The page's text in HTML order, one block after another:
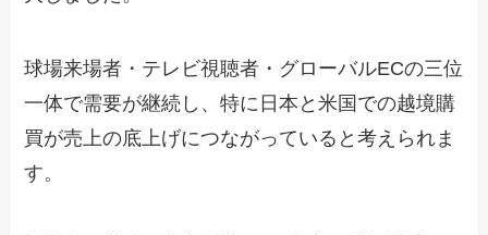
球場来場者・テレビ視聴者・グローバルECの三位
一体で需要が継続し、特に日本と米国での越境購
買が売上の底上げにつながっていると考えられま
す。